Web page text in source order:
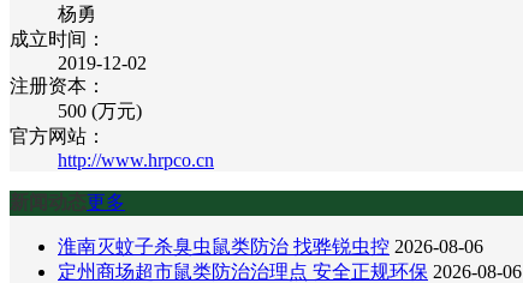
杨勇
成立时间：
2019-12-02
注册资本：
500 (万元)
官方网站：
http://www.hrpco.cn
新闻动态更多
淮南灭蚊子杀臭虫鼠类防治 找骅锐虫控 2026-08-06
定州商场超市鼠类防治治理点 安全正规环保 2026-08-06